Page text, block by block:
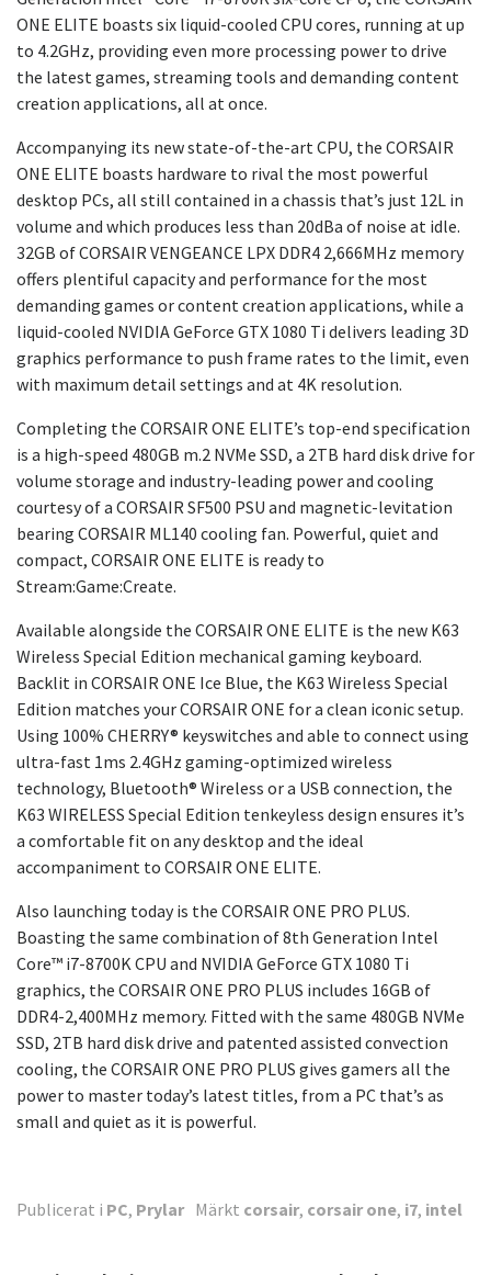
ONE ELITE boasts six liquid-cooled CPU cores, running at up
to 4.2GHz, providing even more processing power to drive
the latest games, streaming tools and demanding content
creation applications, all at once.
Accompanying its new state-of-the-art CPU, the CORSAIR
ONE ELITE boasts hardware to rival the most powerful
desktop PCs, all still contained in a chassis that’s just 12L in
volume and which produces less than 20dBa of noise at idle.
32GB of CORSAIR VENGEANCE LPX DDR4 2,666MHz memory
offers plentiful capacity and performance for the most
demanding games or content creation applications, while a
liquid-cooled NVIDIA GeForce GTX 1080 Ti delivers leading 3D
graphics performance to push frame rates to the limit, even
with maximum detail settings and at 4K resolution.
Completing the CORSAIR ONE ELITE’s top-end specification
is a high-speed 480GB m.2 NVMe SSD, a 2TB hard disk drive for
volume storage and industry-leading power and cooling
courtesy of a CORSAIR SF500 PSU and magnetic-levitation
bearing CORSAIR ML140 cooling fan. Powerful, quiet and
compact, CORSAIR ONE ELITE is ready to
Stream:Game:Create.
Available alongside the CORSAIR ONE ELITE is the new K63
Wireless Special Edition mechanical gaming keyboard.
Backlit in CORSAIR ONE Ice Blue, the K63 Wireless Special
Edition matches your CORSAIR ONE for a clean iconic setup.
Using 100% CHERRY® keyswitches and able to connect using
ultra-fast 1ms 2.4GHz gaming-optimized wireless
technology, Bluetooth® Wireless or a USB connection, the
K63 WIRELESS Special Edition tenkeyless design ensures it’s
a comfortable fit on any desktop and the ideal
accompaniment to CORSAIR ONE ELITE.
Also launching today is the CORSAIR ONE PRO PLUS.
Boasting the same combination of 8th Generation Intel
Core™ i7-8700K CPU and NVIDIA GeForce GTX 1080 Ti
graphics, the CORSAIR ONE PRO PLUS includes 16GB of
DDR4-2,400MHz memory. Fitted with the same 480GB NVMe
SSD, 2TB hard disk drive and patented assisted convection
cooling, the CORSAIR ONE PRO PLUS gives gamers all the
power to master today’s latest titles, from a PC that’s as
small and quiet as it is powerful.
Publicerat i PC, Prylar Märkt corsair, corsair one, i7, intel